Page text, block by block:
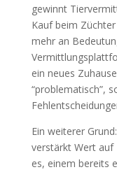
gewinnt
Kauf beim
mehr an
ein neues
“problematisch”,
Ein weiterer
verstärkt Wert auf
es, einem bereits